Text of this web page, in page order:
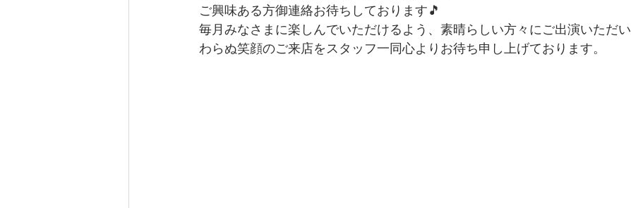
ご興味ある方御連絡お待ちしております🎵
毎月みなさまに楽しんでいただけるよう、素晴らしい方々にご出演いただ
わらぬ笑顔のご来店をスタッフ一同心よりお待ち申し上げております。